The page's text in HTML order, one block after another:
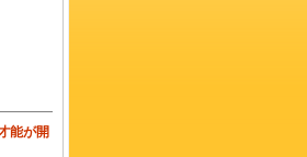
能が開